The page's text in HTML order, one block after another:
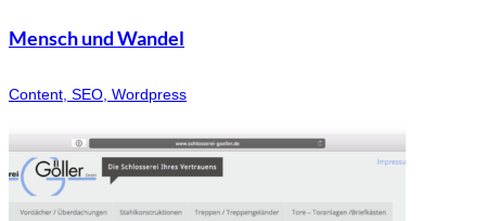
Mensch und Wandel
Content, SEO, Wordpress